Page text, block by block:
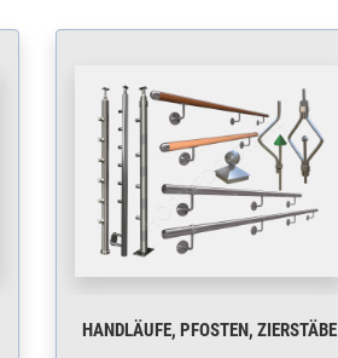
HANDLÄUFE, PFOSTEN, ZIERSTÄBE